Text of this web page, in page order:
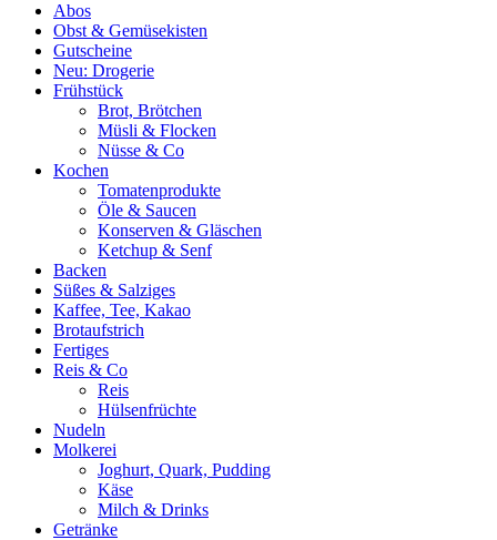
Abos
Obst & Gemüsekisten
Gutscheine
Neu: Drogerie
Frühstück
Brot, Brötchen
Müsli & Flocken
Nüsse & Co
Kochen
Tomatenprodukte
Öle & Saucen
Konserven & Gläschen
Ketchup & Senf
Backen
Süßes & Salziges
Kaffee, Tee, Kakao
Brotaufstrich
Fertiges
Reis & Co
Reis
Hülsenfrüchte
Nudeln
Molkerei
Joghurt, Quark, Pudding
Käse
Milch & Drinks
Getränke